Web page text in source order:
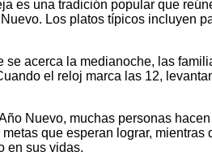
es una tradición popular que
Los platos típicos incluyen
se acerca la medianoche, las
el reloj marca las 12,
Nuevo, muchas personas
que esperan lograr,
en sus vidas.